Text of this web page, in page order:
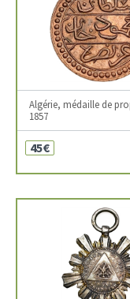
Algérie, médaille de
1857
45€